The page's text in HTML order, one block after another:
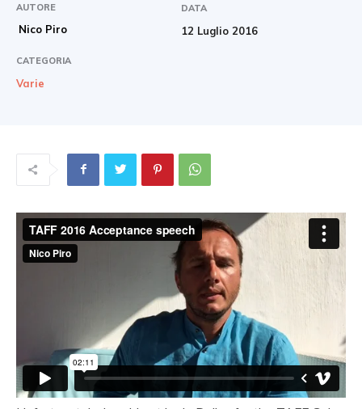
AUTORE
Nico Piro
DATA
12 Luglio 2016
CATEGORIA
Varie